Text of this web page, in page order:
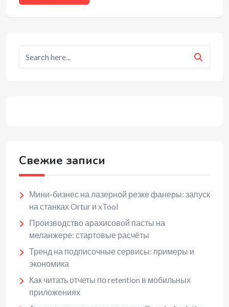
Свежие записи
Мини-бизнес на лазерной резке фанеры: запуск
на станках Ortur и xTool
Производство арахисовой пасты на
меланжере: стартовые расчёты
Тренд на подписочные сервисы: примеры и
экономика
Как читать отчеты по retention в мобильных
приложениях